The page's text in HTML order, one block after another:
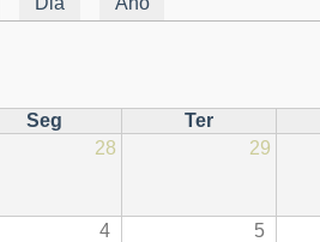
Seg
Ter
28 29
4 5